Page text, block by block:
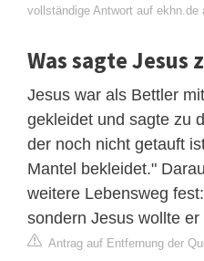
vollständige Antwort auf ekhn.de
Was sagte Jesus
Jesus war als Bettler
gekleidet und sagte zu
der noch nicht getauft
Mantel bekleidet."
weitere Lebensweg
sondern Jesus wollte
Antrag auf Entfernung der